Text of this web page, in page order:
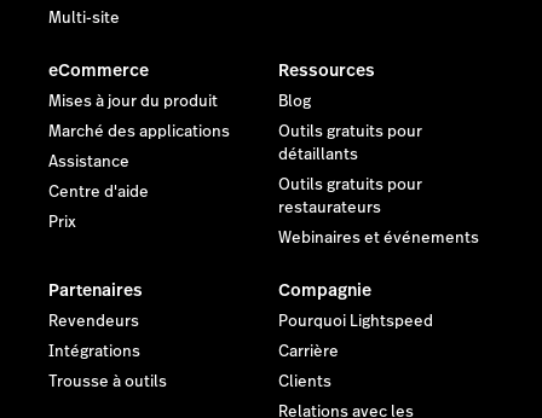
Multi-site
eCommerce
Mises à jour du produit
Marché des applications
Assistance
Centre d'aide
Prix
Ressources
Blog
Outils gratuits pour
détaillants
Outils gratuits pour
restaurateurs
Webinaires et événements
Partenaires
Revendeurs
Intégrations
Trousse à outils
Compagnie
Pourquoi Lightspeed
Carrière
Clients
Relations avec les